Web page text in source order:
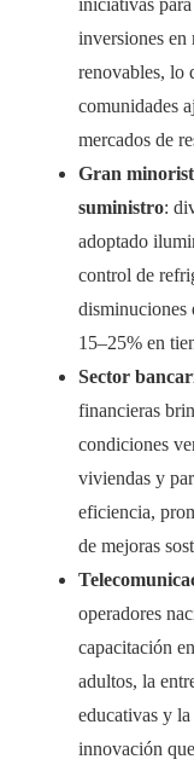
iniciativas
inversiones en
renovables, lo
comunidades
mercados de
Gran
suministro:
adoptado
control de
disminuciones
15–25% en
Sector
financieras
condiciones
viviendas y
eficiencia,
de mejoras
operadores
capacitación
adultos, la
educativas y
innovación